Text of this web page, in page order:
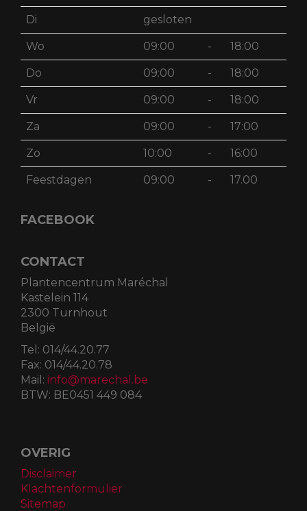
Di gesloten
Wo 09:00 - 18:00
Do 09:00 - 18:00
Vr 09:00 - 18:00
Za 09:00 - 17:00
Zo 10:00 - 16:00
Feestdagen 09:00 - 17.00
FACEBOOK
CONTACT
Plantencentrum Maréchal
Kastelein 114
2300 Turnhout
België
Tel: 014/44.20.77
Fax: 014/44.20.78
Mail: info@marechal.be
BTW: BE0451 449 084
OVERIG
Disclaimer
Klachtenformulier
Sitemap